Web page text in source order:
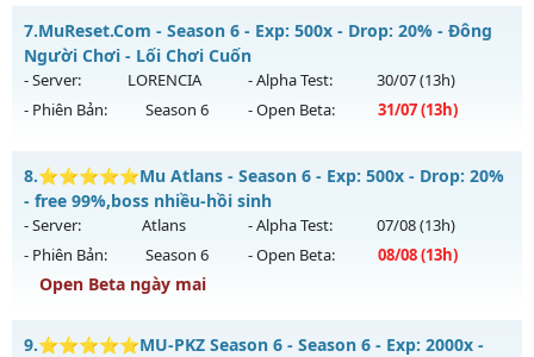
Thể loại: Mu Bán Đồ Full Trong Shop
Antihack: Phoenix Season 6.15
Mu mới ra tháng 08 2026 - Mở máy chủ
ngày 15/08/2626
Exp: 40x - Drop: 30%
Thể loại: Mu Nguyên bản Webzen
Antihack: Mega-Anti
7.MuReset.Com - Season 6 - Exp: 500x - Drop: 20% - Đông
Người Chơi - Lối Chơi Cuốn
- Server: LORENCIA - Alpha Test: 30/07(13h)
- Phiên Bản:
Season 6 - Open Beta: 31/07(13h)
MuReset.Com - Đông Người Chơi - Lối Chơi Cuốn
Mu mới ra tháng 07 2026 - Mở máy chủ
ngày 31/07/2626
Exp: 500x - Drop: 20%
Kiểu reset: Reset In Game
Thể loại: Mu Nguyên bản Webzen
8.⭐⭐⭐⭐⭐Mu Atlans - Season 6 - Exp: 500x - Drop: 20%
- free 99%,boss nhiều-hồi sinh
- Server: Atlans - Alpha Test: 07/08(13h)
- Phiên Bản:
Season 6 - Open Beta: 08/08(13h)
Open Beta ngày mai
⭐⭐⭐⭐⭐Mu Atlans - free 99%,boss nhiều-hồi sinh
9.⭐⭐⭐⭐⭐MU-PKZ Season 6 - Season 6 - Exp: 2000x -